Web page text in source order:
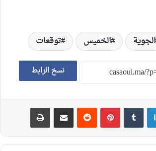
الجوية الخميس توقعات
نسخ الرابط
لينكدإن بينتيريست